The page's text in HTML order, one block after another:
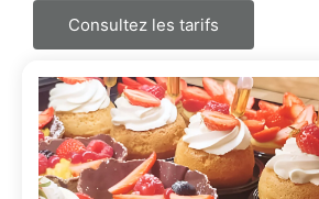
Consultez les tarifs